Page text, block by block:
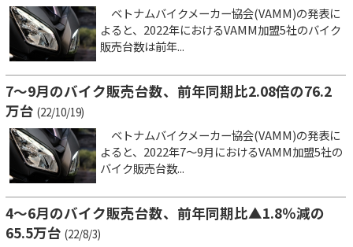
ベトナムバイクメーカー協会(VAMM)の発表に
よると、2022年におけるVAMM加盟5社のバイク
販売台数は前年...
7～9月のバイク販売台数、前年同期比2.08倍の76.2
万台 (22/10/19)
ベトナムバイクメーカー協会(VAMM)の発表に
よると、2022年7～9月におけるVAMM加盟5社の
バイク販売台数...
4～6月のバイク販売台数、前年同期比▲1.8％減の
65.5万台 (22/8/3)